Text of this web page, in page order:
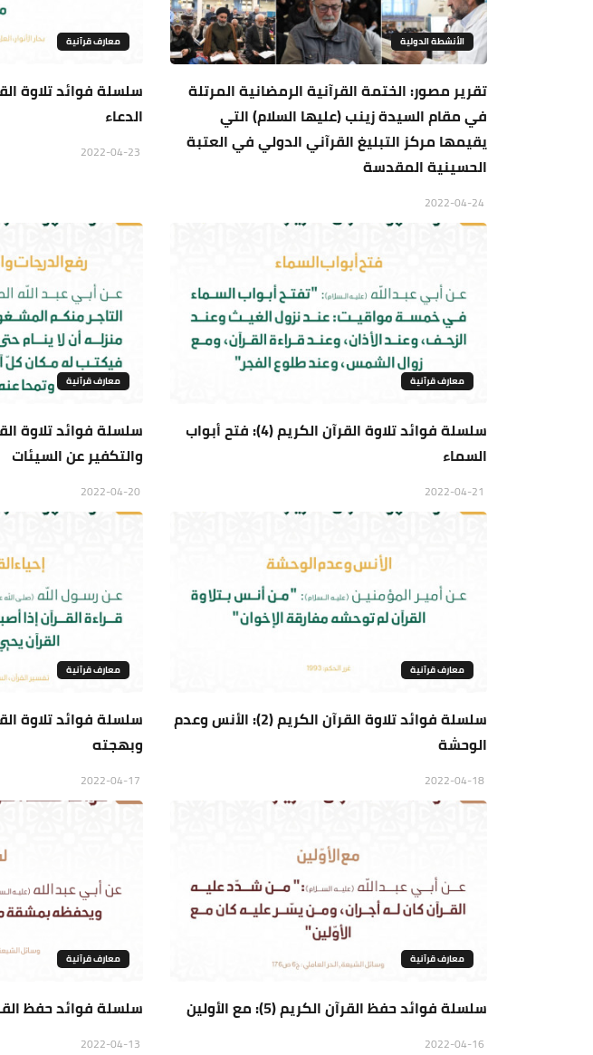
الأنشطة الدولية
تقرير مصور: الختمة القرآنية الرمضانية المرتلة
في مقام السيدة زينب (عليها السلام) التي
يقيمها مركز التبليغ القرآني الدولي في العتبة
الحسينية المقدسة
معارف قرآنية
الدعاء
معارف قرآنية
سلسلة فوائد تلاوة القرآن الكريم (4): فتح أبواب
السماء
معارف قرآنية
والتكفير عن السيئات
معارف قرآنية
سلسلة فوائد تلاوة القرآن الكريم (2): الأنس وعدم
الوحشة
معارف قرآنية
وبهجته
معارف قرآنية
سلسلة فوائد حفظ القرآن الكريم (5): مع الأولين
معارف قرآنية
سلسلة فوائد حفظ القرآن